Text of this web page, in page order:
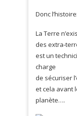
Donc l’histoire:
La Terre
des extra-
est un
charge
de sécuriser
et cela avant
planète….